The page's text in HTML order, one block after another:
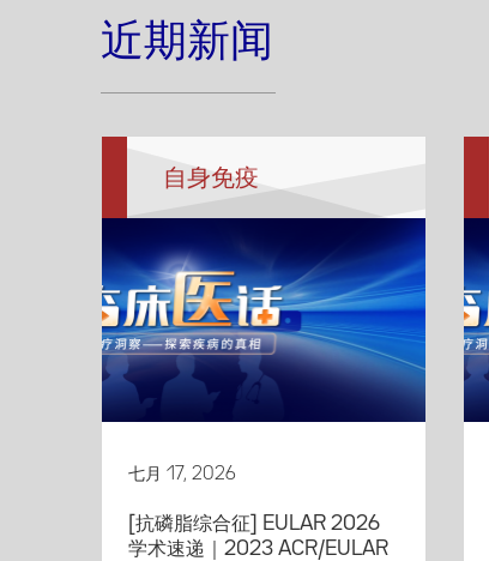
近期新闻
自身免疫
七月 17, 2026
[抗磷脂综合征] EULAR 2026
学术速递｜2023 ACR/EULAR